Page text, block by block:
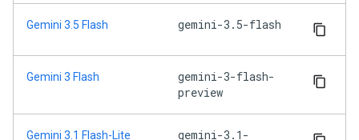
Gemini 3.5 Flash gemini-3.5-flash
Gemini 3 Flash
gemini-3-flash-
preview
Gemini 3.1 Flash-Lite gemini-3.1-